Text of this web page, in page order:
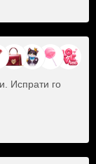
Испрати го